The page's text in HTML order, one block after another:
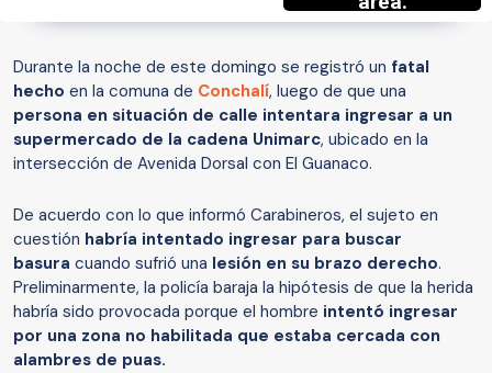
Durante la noche de este domingo se registró un fatal
hecho en la comuna de Conchalí, luego de que una
persona en situación de calle intentara ingresar a un
supermercado de la cadena Unimarc, ubicado en la
intersección de Avenida Dorsal con El Guanaco.
De acuerdo con lo que informó Carabineros, el sujeto en
cuestión habría intentado ingresar para buscar
basura cuando sufrió una lesión en su brazo derecho.
Preliminarmente, la policía baraja la hipótesis de que la herida
habría sido provocada porque el hombre intentó ingresar
por una zona no habilitada que estaba cercada con
alambres de puas.